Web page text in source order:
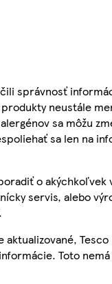
správnosť
neustále
sa môžu
sa len na
o akýchkoľvek
servis, alebo
Tesco
Toto